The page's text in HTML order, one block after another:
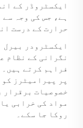
ایکسٹروڈر کے
ہے، جس کی وجہ
حرارت کے درست
ایکسٹرودر بیرل
نگرانی کے نظام
فراہم کرتے
پر پیرامیٹرز
خصوصیات برقرار
مواد کی خرابی
روکا جا سکے۔